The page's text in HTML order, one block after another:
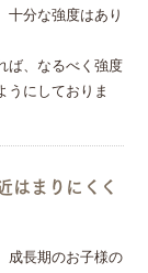
十分な強度はあり
ば、なるべく強度
うにしておりま
はまりにくく
成長期のお子様の